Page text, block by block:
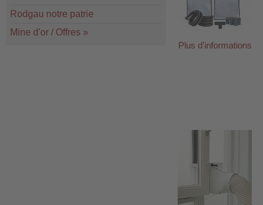
Plus d'informations
Rodgau notre patrie
Mine d'or / Offres »